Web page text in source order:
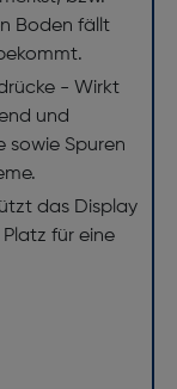
Boden fällt
- Wirkt
und
sowie Spuren
das Display
für eine